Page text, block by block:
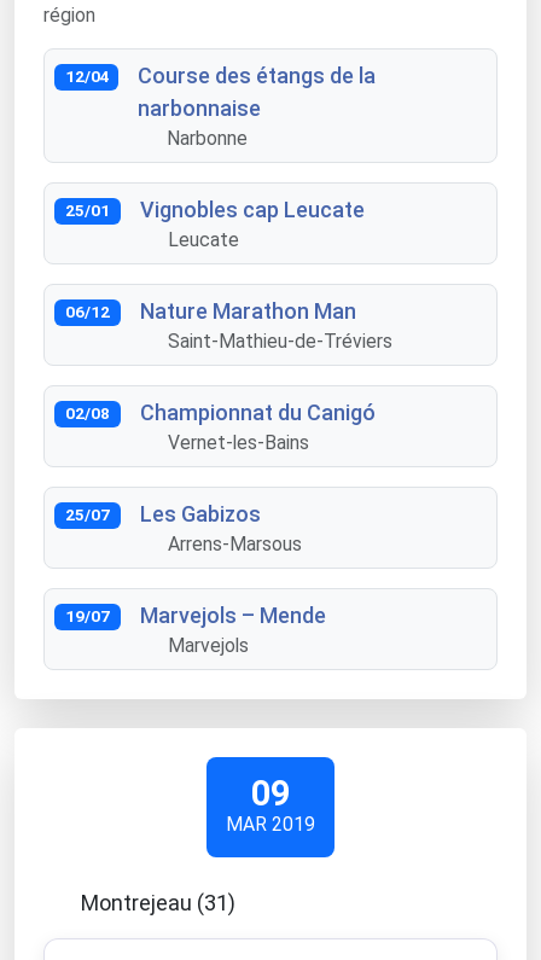
région
12/04
Course des étangs de la
narbonnaise
Narbonne
25/01 Vignobles cap Leucate
Leucate
06/12 Nature Marathon Man
Saint-Mathieu-de-Tréviers
02/08 Championnat du Canigó
Vernet-les-Bains
25/07 Les Gabizos
Arrens-Marsous
19/07 Marvejols – Mende
Marvejols
09
MAR 2019
Montrejeau (31)